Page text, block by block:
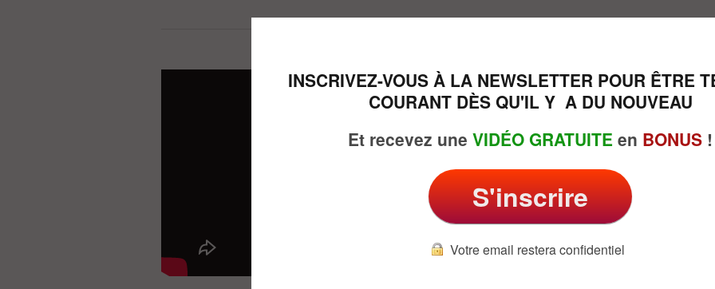
INSCRIVEZ-VOUS À LA NEWSLETTER POUR ÊTRE
COURANT DÈS QU'IL Y A DU NOUVEAU
Et recevez une VIDÉO GRATUITE en BONUS !
S'inscrire
Votre email restera confidentiel